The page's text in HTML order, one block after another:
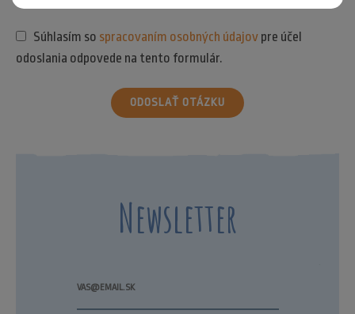
Súhlasím so spracovaním osobných údajov pre účel
odoslania odpovede na tento formulár.
ODOSLAŤ OTÁZKU
Newsletter